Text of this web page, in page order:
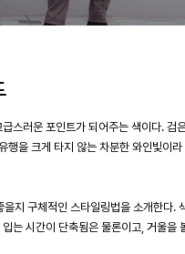
스러운 포인트가 되어주는 색이다. 검
을 크게 타지 않는 차분한 와인빛이
지 구체적인 스타일링법을 소개한다.
는 시간이 단축됨은 물론이고, 거울을